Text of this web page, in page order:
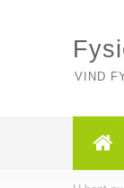
VIND